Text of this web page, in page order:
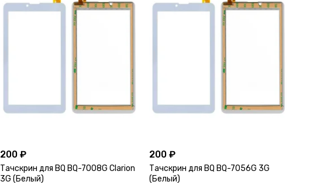
200 ₽
Тачскрин для BQ BQ-7008G Clarion
3G (Белый)
200 ₽
Тачскрин для BQ BQ-7056G 3G
(Белый)